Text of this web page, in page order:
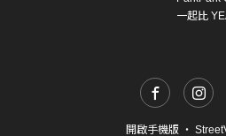
一起比
開啟手機版 ・